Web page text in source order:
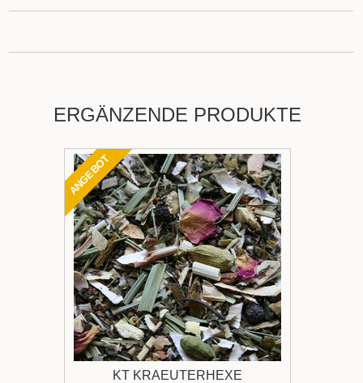
ERGÄNZENDE PRODUKTE
ANGEBOT
KT KRAEUTERHEXE